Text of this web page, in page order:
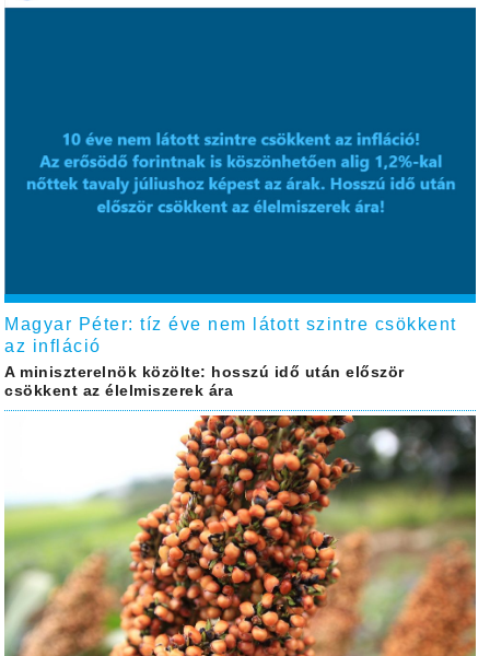
Magyar Péter: tíz éve nem látott szintre csökkent
az infláció
A miniszterelnök közölte: hosszú idő után először
csökkent az élelmiszerek ára